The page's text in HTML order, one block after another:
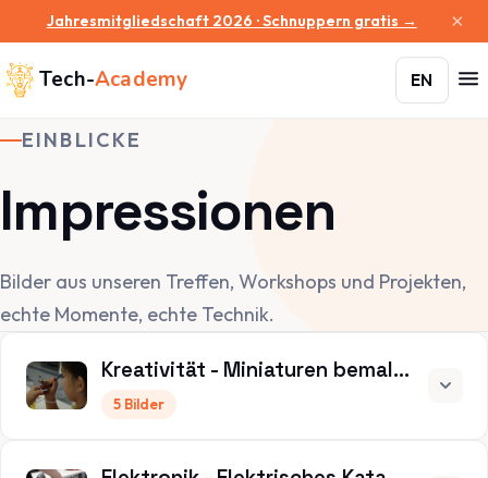
Jahresmitgliedschaft 2026 · Schnuppern gratis → ×
Tech-Academy EN
EINBLICKE
Impressionen
Bilder aus unseren Treffen, Workshops und Projekten,
echte Momente, echte Technik.
Kreativität - Miniaturen bemalen
5 Bilder